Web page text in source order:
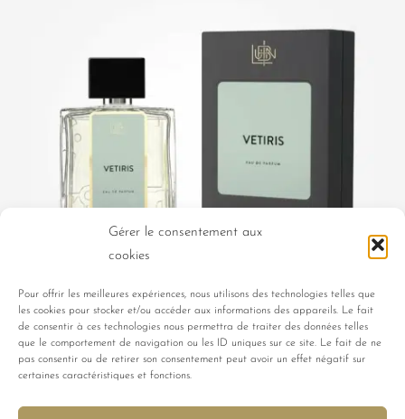
Gérer le consentement aux
cookies
Pour offrir les meilleures expériences, nous utilisons des technologies telles que
les cookies pour stocker et/ou accéder aux informations des appareils. Le fait
de consentir à ces technologies nous permettra de traiter des données telles
que le comportement de navigation ou les ID uniques sur ce site. Le fait de ne
pas consentir ou de retirer son consentement peut avoir un effet négatif sur
certaines caractéristiques et fonctions.
VETIRIS
135,00